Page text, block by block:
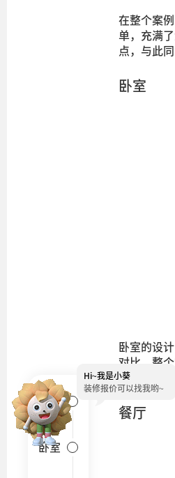
在整个案
单，充满
点，与此
卧室
卧室的设
对比，整
活的追求。
餐厅
客厅
卧室
Hi~我是小葵
装修报价可以找我哟~